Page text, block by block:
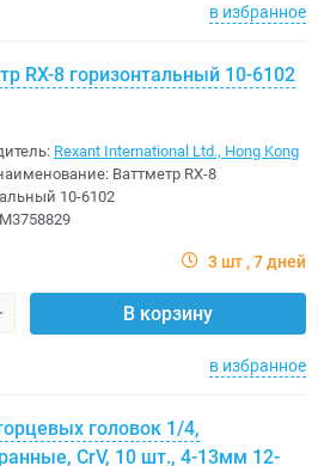
в избранное
RX-8 горизонтальный 10-6102
Rexant International Ltd., Hong Kong
Ваттметр RX-8
10-6102
M3758829
3 шт 7 дней
В корзину
в избранное
головок 1/4,
CrV, 10 шт., 4-13мм 12-